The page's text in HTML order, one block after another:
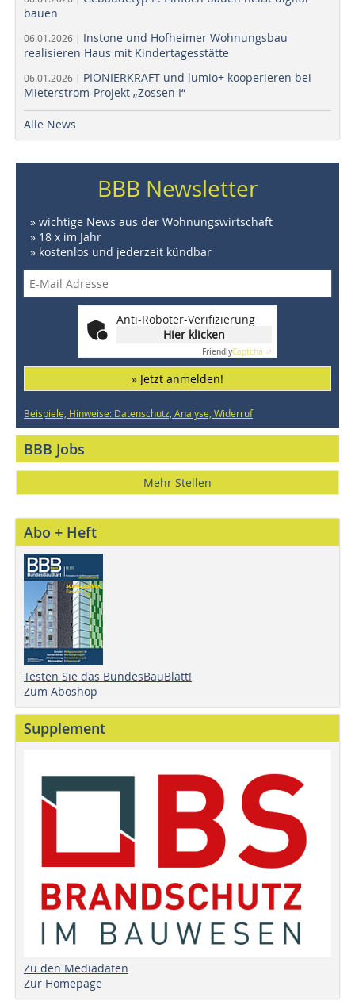
bauen
06.01.2026 | Instone und Hofheimer Wohnungsbau
realisieren Haus mit Kindertagesstätte
06.01.2026 | PIONIERKRAFT und lumio+ kooperieren bei
Mieterstrom-Projekt „Zossen I“
Alle News
BBB Newsletter
» wichtige News aus der Wohnungswirtschaft
» 18 x im Jahr
» kostenlos und jederzeit kündbar
Anti-Roboter-Verifizierung
Hier klicken
FriendlyCaptcha ⇗
» Jetzt anmelden!
Beispiele, Hinweise: Datenschutz, Analyse, Widerruf
BBB Jobs
Mehr Stellen
Abo + Heft
Testen Sie das BundesBauBlatt!
Zum Aboshop
Supplement
Zu den Mediadaten
Zur Homepage